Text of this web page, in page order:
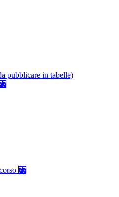
pubblicare in tabelle)
77